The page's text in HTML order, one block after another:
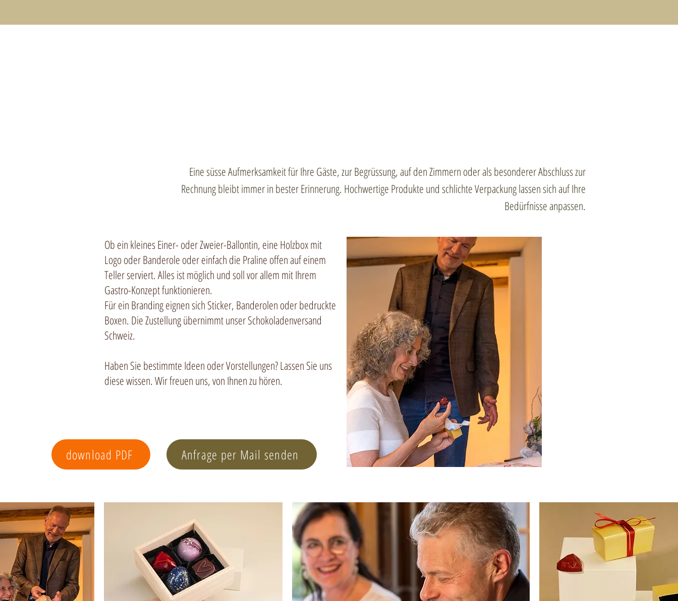
Eine süsse Aufmerksamkeit für Ihre Gäste, zur Begrüssung, auf den Zimmern oder als besonderer Abschluss zur
Rechnung bleibt immer in bester Erinnerung. Hochwertige Produkte und schlichte Verpackung lassen sich auf Ihre
Bedürfnisse anpassen.
Ob ein kleines Einer- oder Zweier-Ballontin, eine Holzbox mit
Logo oder Banderole oder einfach die Praline offen auf einem
Teller serviert. Alles ist möglich und soll vor allem mit Ihrem
Gastro-Konzept funktionieren.
Für ein Branding eignen sich Sticker, Banderolen oder bedruckte
Boxen. Die Zustellung übernimmt unser Schokoladenversand
Schweiz.
Haben Sie bestimmte Ideen oder Vorstellungen? Lassen Sie uns
diese wissen. Wir freuen uns, von Ihnen zu hören.
download PDF Anfrage per Mail senden